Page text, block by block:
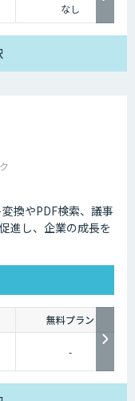
なし
換やPDF検索、議事
進し、企業の成長を
無料プラン
-